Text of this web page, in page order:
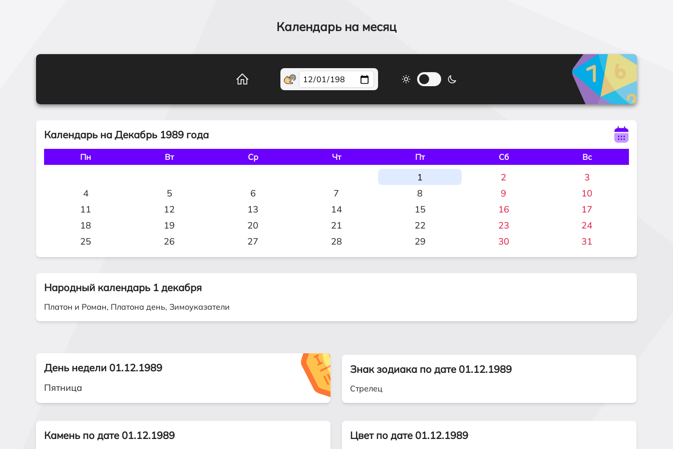
Календарь на месяц
Календарь на Декабрь 1989 года
Пн Вт Ср Чт Пт Сб Вс
1 2
3
4
5 6 7 8 9
10
11
12 13 14 15 16
17
18
19 20 21 22 23
24
25
26 27 28 29 30 31
Народный календарь 1 декабря
Платон и Роман, Платона день, Зимоуказатели
День недели 01.12.1989
Пятница
Знак зодиака по дате 01.12.1989
Стрелец
Камень по дате 01.12.1989 Цвет по дате 01.12.1989